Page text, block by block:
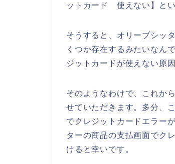
ットカード 使えない】とい
そうすると、オリーブシッ
くつか存在するみたいなん
ジットカードが使えない原
そのようなわけで、これか
せていただきます。多分、
でクレジットカードエラー
ターの商品の支払画面でク
けると幸いです。